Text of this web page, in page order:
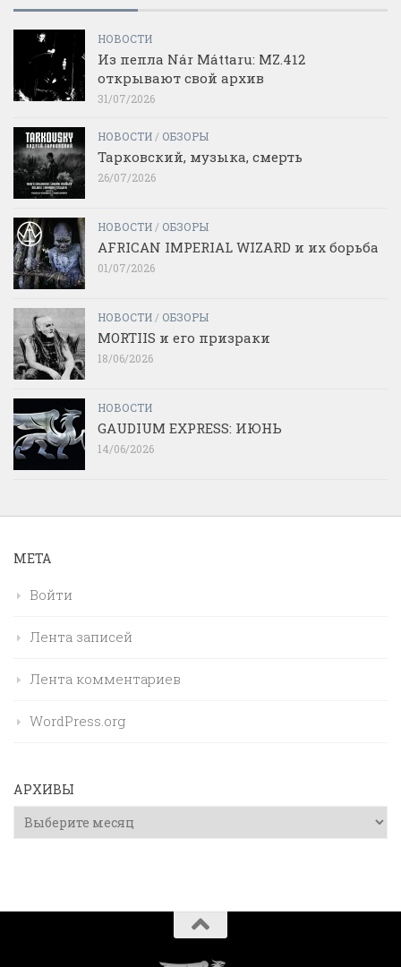
НОВОСТИ
Из пепла Nár Máttaru: MZ.412
открывают свой архив
31/07/2026
НОВОСТИ / ОБЗОРЫ
Тарковский, музыка, смерть
26/07/2026
НОВОСТИ / ОБЗОРЫ
AFRICAN IMPERIAL WIZARD и их борьба
01/07/2026
НОВОСТИ / ОБЗОРЫ
MORTIIS и его призраки
18/06/2026
НОВОСТИ
GAUDIUM EXPRESS: ИЮНЬ
14/06/2026
МЕТА
Войти
Лента записей
Лента комментариев
WordPress.org
АРХИВЫ
Архивы